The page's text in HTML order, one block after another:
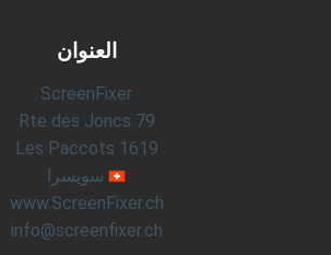
العنوان
ScreenFixer
Rte des Joncs 79
1619 Les Paccots
سويسرا
www.ScreenFixer.ch
info@screenfixer.ch